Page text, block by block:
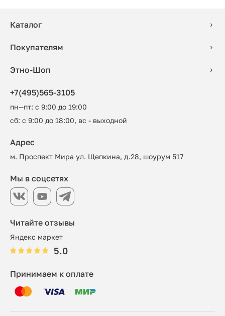
Каталог
Покупателям
Этно-Шоп
+7(495)565-3105
пн—пт: с 9:00 до 19:00
сб: с 9:00 до 18:00, вс - выходной
Читайте отзывы
Яндекс маркет
5.0
Адрес
м. Проспект Мира ул. Щепкина, д.28, шоурум 517
Принимаем к оплате
Мы в соцсетях